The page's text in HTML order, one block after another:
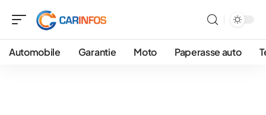
Automobile Garantie Moto Paperasse auto